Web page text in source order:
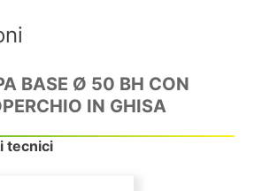
BASE Ø 50 BH CON
IN GHISA
tecnici